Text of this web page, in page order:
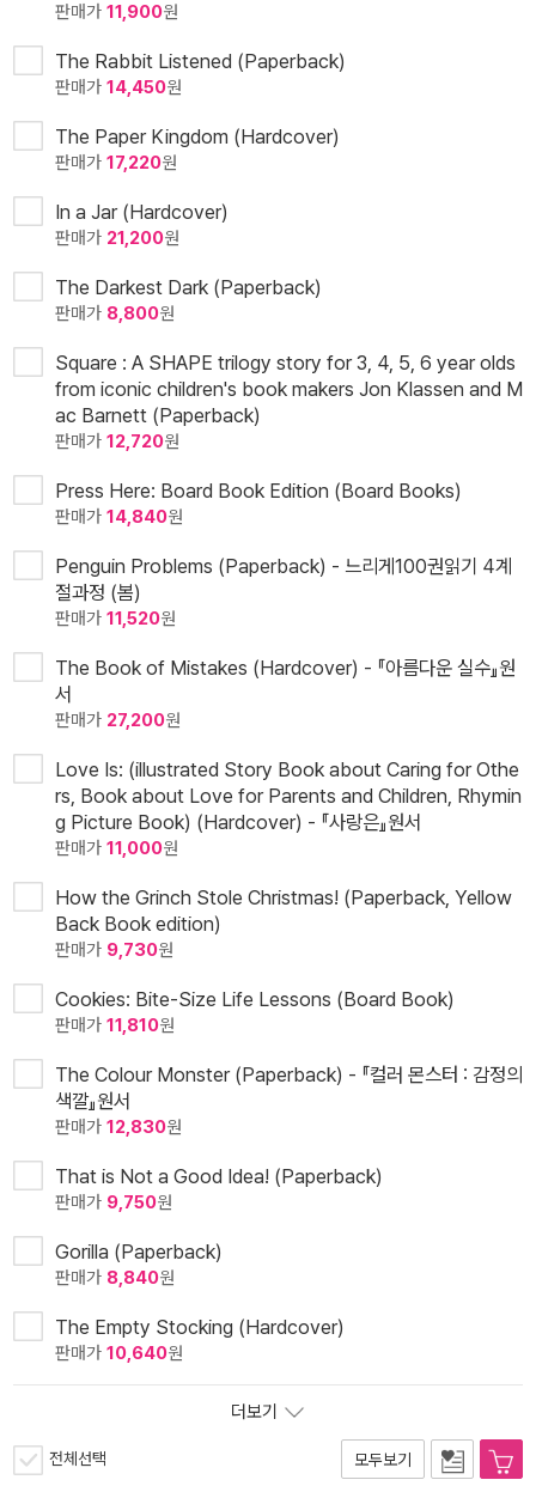
판매가 11,900원
The Rabbit Listened (Paperback)
판매가 14,450원
The Paper Kingdom (Hardcover)
판매가 17,220원
In a Jar (Hardcover)
판매가 21,200원
The Darkest Dark (Paperback)
판매가 8,800원
Square : A SHAPE trilogy story for 3, 4, 5, 6 year olds
from iconic children's book makers Jon Klassen and M
ac Barnett (Paperback)
판매가 12,720원
Press Here: Board Book Edition (Board Books)
판매가 14,840원
Penguin Problems (Paperback) - 느리게100권읽기 4계
절과정 (봄)
판매가 11,520원
The Book of Mistakes (Hardcover) - 『아름다운 실수』원
서
판매가 27,200원
Love Is: (illustrated Story Book about Caring for Othe
rs, Book about Love for Parents and Children, Rhymin
g Picture Book) (Hardcover) - 『사랑은』원서
판매가 11,000원
How the Grinch Stole Christmas! (Paperback, Yellow
Back Book edition)
판매가 9,730원
Cookies: Bite-Size Life Lessons (Board Book)
판매가 11,810원
The Colour Monster (Paperback) - 『컬러 몬스터 : 감정의
색깔』원서
판매가 12,830원
That is Not a Good Idea! (Paperback)
판매가 9,750원
Gorilla (Paperback)
판매가 8,840원
The Empty Stocking (Hardcover)
판매가 10,640원
더보기
전체선택 모두보기